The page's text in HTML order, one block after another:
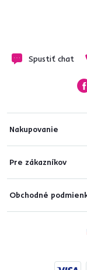
Spustiť chat
Nakupovanie
Pre zákazníkov
Obchodné